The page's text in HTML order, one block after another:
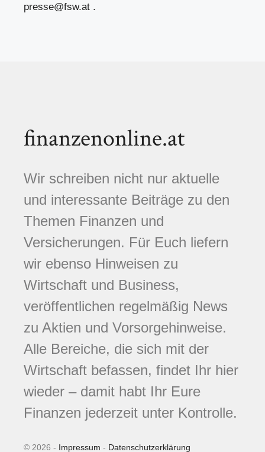
presse@fsw.at .
finanzenonline.at
Wir schreiben nicht nur aktuelle
und interessante Beiträge zu den
Themen Finanzen und
Versicherungen. Für Euch liefern
wir ebenso Hinweisen zu
Wirtschaft und Business,
veröffentlichen regelmäßig News
zu Aktien und Vorsorgehinweise.
Alle Bereiche, die sich mit der
Wirtschaft befassen, findet Ihr hier
wieder – damit habt Ihr Eure
Finanzen jederzeit unter Kontrolle.
© 2026 - Impressum - Datenschutzerklärung